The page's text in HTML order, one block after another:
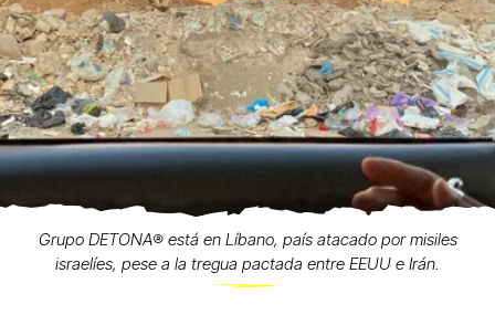
Grupo DETONA®️ está en Líbano, país atacado por misiles
israelíes, pese a la tregua pactada entre EEUU e Irán.